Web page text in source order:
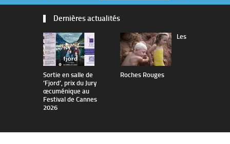
Dernières actualités
Sortie en salle de
’Fjord’, prix du Jury
œcuménique au
Festival de Cannes
2026
Les
Roches Rouges